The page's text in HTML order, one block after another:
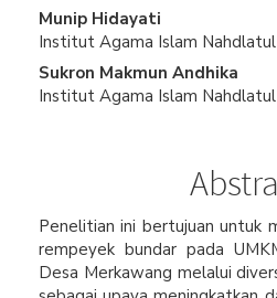
Munip Hidayati
Institut Agama Islam
Sukron Makmun Andhika
Institut Agama Islam
Penelitian ini bertujuan untuk
rempeyek bundar pada
Desa Merkawang melalui